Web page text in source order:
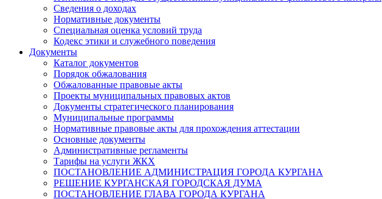
Сведения о доходах
Нормативные документы
Специальная оценка условий труда
Кодекс этики и служебного поведения
Документы
Каталог документов
Порядок обжалования
Обжалованные правовые акты
Проекты муниципальных правовых актов
Документы стратегического планирования
Муниципальные программы
Нормативные правовые акты для прохождения аттестации
Основные документы
Административные регламенты
Тарифы на услуги ЖКХ
ПОСТАНОВЛЕНИЕ АДМИНИСТРАЦИЯ ГОРОДА КУРГАНА
РЕШЕНИЕ КУРГАНСКАЯ ГОРОДСКАЯ ДУМА
ПОСТАНОВЛЕНИЕ ГЛАВА ГОРОДА КУРГАНА